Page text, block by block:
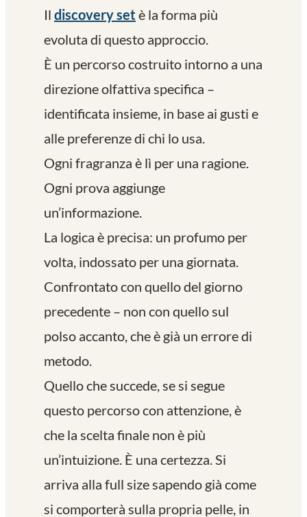
Il discovery setè la forma più
evoluta di questo approccio.
È un percorso costruito intorno a una
direzione olfattiva specifica –
identificata insieme, in base ai gusti e
alle preferenze di chi lo usa.
Ogni fragranza è lì per una ragione.
Ogni prova aggiunge
un’informazione.
La logica è precisa: un profumo per
volta, indossato per una giornata.
Confrontato con quello del giorno
precedente – non con quello sul
polso accanto, che è già un errore di
metodo.
Quello che succede, se si segue
questo percorso con attenzione, è
che la scelta finale non è più
un’intuizione. È una certezza. Si
arriva alla full size sapendo già come
si comporterà sulla propria pelle, in